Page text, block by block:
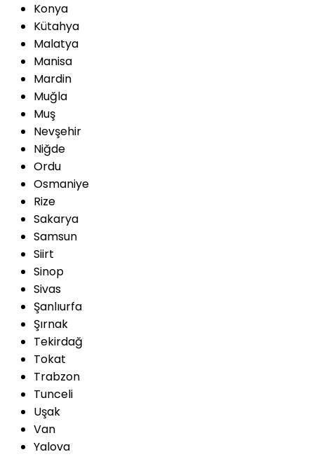
Konya
Kütahya
Malatya
Manisa
Mardin
Muğla
Muş
Nevşehir
Niğde
Ordu
Osmaniye
Rize
Sakarya
Samsun
Siirt
Sinop
Sivas
Şanlıurfa
Şırnak
Tekirdağ
Tokat
Trabzon
Tunceli
Uşak
Van
Yalova